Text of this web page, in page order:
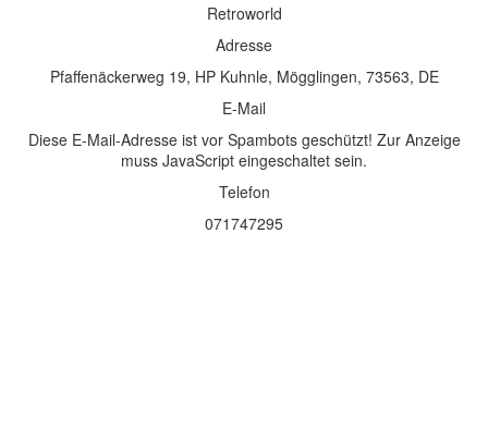
Retroworld
Adresse
Pfaffenäckerweg 19, HP Kuhnle, Mögglingen, 73563, DE
E-Mail
Diese E-Mail-Adresse ist vor Spambots geschützt! Zur Anzeige
muss JavaScript eingeschaltet sein.
Telefon
071747295